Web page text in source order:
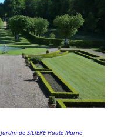
Jardin de SILIERE-Haute Marne